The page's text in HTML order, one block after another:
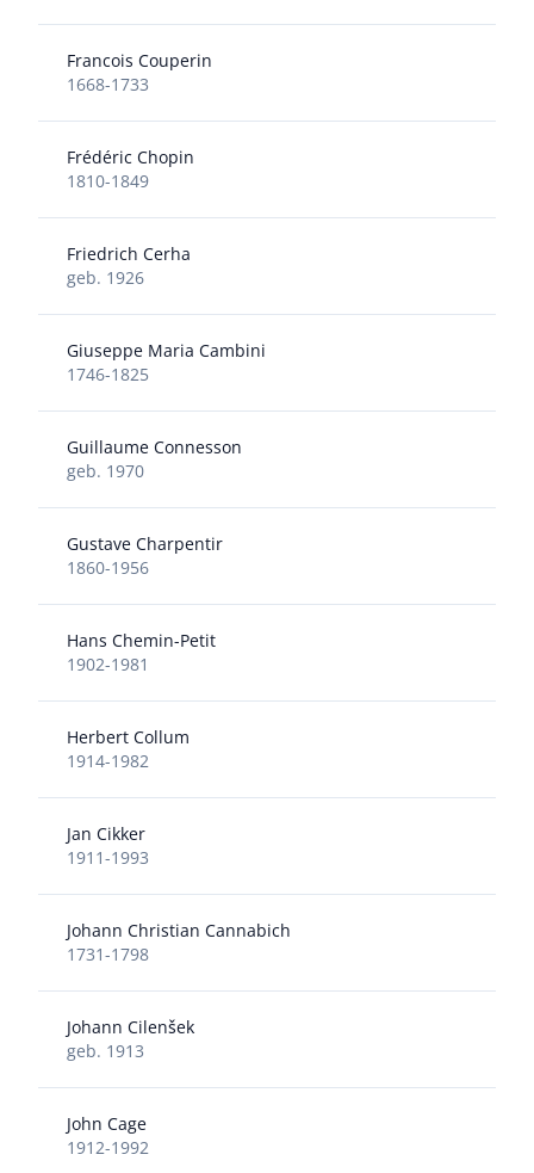
Francois Couperin
1668-1733
Frédéric Chopin
1810-1849
Friedrich Cerha
geb. 1926
Giuseppe Maria Cambini
1746-1825
Guillaume Connesson
geb. 1970
Gustave Charpentir
1860-1956
Hans Chemin-Petit
1902-1981
Herbert Collum
1914-1982
Jan Cikker
1911-1993
Johann Christian Cannabich
1731-1798
Johann Cilenšek
geb. 1913
John Cage
1912-1992